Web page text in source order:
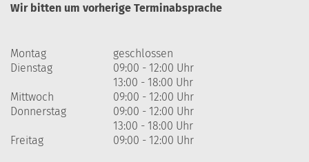
Wir bitten um vorherige Terminabsprache
Montag
geschlossen
Dienstag
09:00 - 12:00 Uhr
13:00 - 18:00 Uhr
Mittwoch
09:00 - 12:00 Uhr
Donnerstag
09:00 - 12:00 Uhr
13:00 - 18:00 Uhr
Freitag
09:00 - 12:00 Uhr